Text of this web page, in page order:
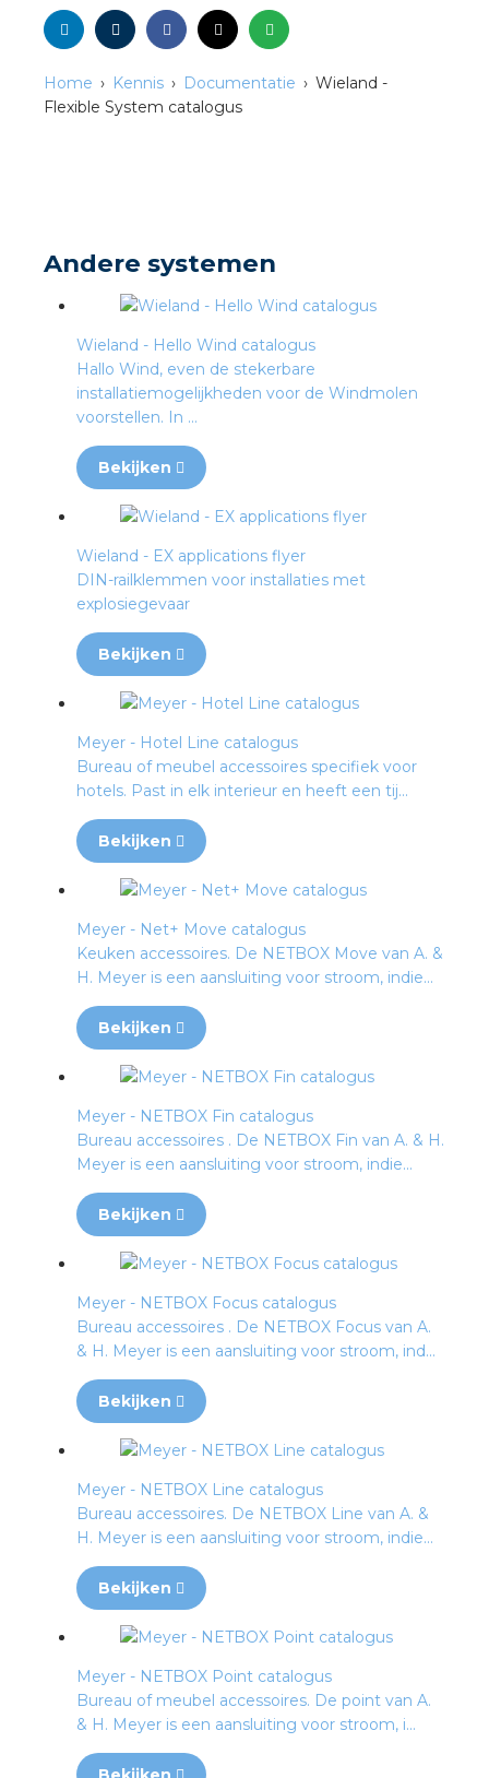
Home Kennis Documentatie
Wieland -
Flexible System catalogus
Andere systemen
Wieland - Hello Wind catalogus
Hallo Wind, even de stekerbare
installatiemogelijkheden voor de Windmolen
voorstellen. In ...
Bekijken
Wieland - EX applications flyer
DIN-railklemmen voor installaties met
explosiegevaar
Bekijken
Meyer - Hotel Line catalogus
Bureau of meubel accessoires specifiek voor
hotels. Past in elk interieur en heeft een tij...
Bekijken
Meyer - Net+ Move catalogus
Keuken accessoires. De NETBOX Move van A. &
H. Meyer is een aansluiting voor stroom, indie...
Bekijken
Meyer - NETBOX Fin catalogus
Bureau accessoires . De NETBOX Fin van A. & H.
Meyer is een aansluiting voor stroom, indie...
Bekijken
Meyer - NETBOX Focus catalogus
Bureau accessoires . De NETBOX Focus van A.
& H. Meyer is een aansluiting voor stroom, ind...
Bekijken
Meyer - NETBOX Line catalogus
Bureau accessoires. De NETBOX Line van A. &
H. Meyer is een aansluiting voor stroom, indie...
Bekijken
Meyer - NETBOX Point catalogus
Bureau of meubel accessoires. De point van A.
& H. Meyer is een aansluiting voor stroom, i...
waarde
groothandels